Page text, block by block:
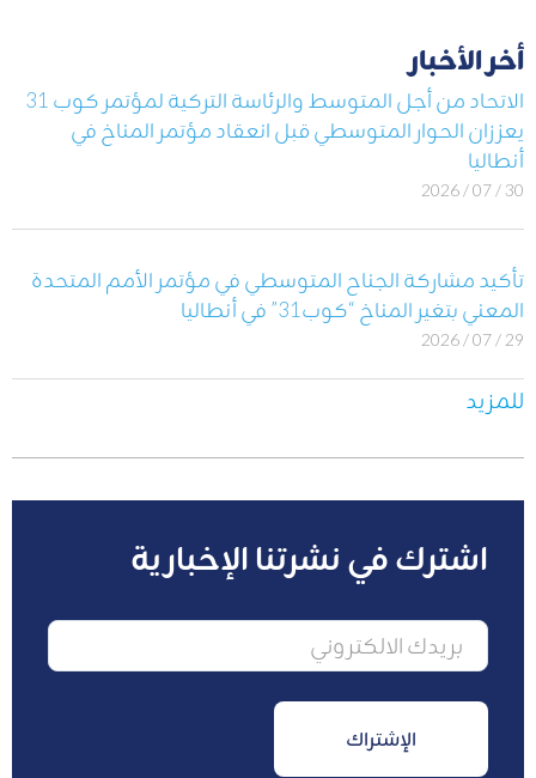
أخر الأخبار
الاتحاد من أجل المتوسط والرئاسة التركية لمؤتمر كوب 31
يعززان الحوار المتوسطي قبل انعقاد مؤتمر المناخ في
أنطاليا
30 / 07 / 2026
تأكيد مشاركة الجناح المتوسطي في مؤتمر الأمم المتحدة
المعني بتغير المناخ “كوب31” في أنطاليا
29 / 07 / 2026
للمزيد
اشترك في نشرتنا الإخبارية